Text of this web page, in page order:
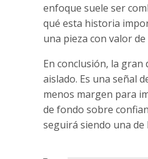
enfoque suele ser
qué esta historia
una pieza con valor
En conclusión, la gran
aislado. Es una señal
menos margen para
de fondo sobre
seguirá siendo una de